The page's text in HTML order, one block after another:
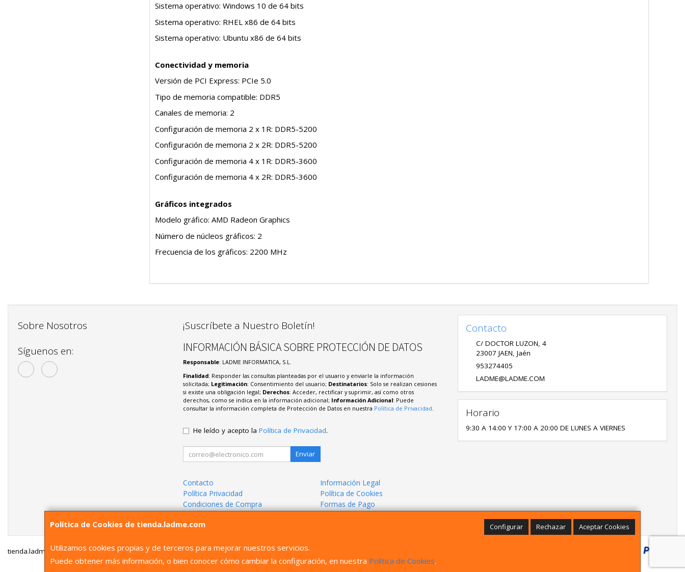
Sistema operativo: Windows 10 de 64 bits
Sistema operativo: RHEL x86 de 64 bits
Sistema operativo: Ubuntu x86 de 64 bits
Conectividad y memoria
Versión de PCI Express: PCIe 5.0
Tipo de memoria compatible: DDR5
Canales de memoria: 2
Configuración de memoria 2 x 1R: DDR5-5200
Configuración de memoria 2 x 2R: DDR5-5200
Configuración de memoria 4 x 1R: DDR5-3600
Configuración de memoria 4 x 2R: DDR5-3600
Gráficos integrados
Modelo gráfico: AMD Radeon Graphics
Número de núcleos gráficos: 2
Frecuencia de los gráficos: 2200 MHz
Política de Cookies de tienda.ladme.com Configurar Rechazar Aceptar Cookies
Utilizamos cookies propias y de terceros para mejorar nuestros servicios.
Puede obtener más información, o bien conocer cómo cambiar la configuración, en nuestra Política de Cookies.
Sobre Nosotros
Síguenos en:
¡Suscríbete a Nuestro Boletín!
INFORMACIÓN BÁSICA SOBRE PROTECCIÓN DE DATOS
Responsable: LADME INFORMATICA, S.L.
Finalidad: Responder las consultas planteadas por el usuario y enviarle la información
solicitada; Legitimación: Consentimiento del usuario; Destinatarios: Solo se realizan cesiones
si existe una obligación legal; Derechos: Acceder, rectificar y suprimir, así como otros
derechos, como se indica en la información adicional; Información Adicional: Puede
consultar la información completa de Protección de Datos en nuestra Política de Privacidad
He leído y acepto la Política de Privacidad.
Enviar
Contacto
Información Legal
Política Privacidad
Política de Cookies
Condiciones de Compra
Formas de Pago
Contacto
C/ DOCTOR LUZON, 4
23007 JAEN, Jaén
953274405
LADME@LADME.COM
Horario
9:30 A 14:00 Y 17:00 A 20:00 DE LUNES A VIERNES
tienda.ladme.com © 2026
, , , , España. - C.I.F.: B23766397 - Tfno: